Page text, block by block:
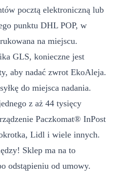
pocztą elektroniczną lub
punktu DHL POP, w
na miejscu.
GLS, konieczne jest
aby nadać zwrot EkoAleja.
do miejsca nadania.
z aż 44 tysięcy
Paczkomat® InPost
Lidl i wiele innych.
Sklep ma na to
odstąpieniu od umowy.